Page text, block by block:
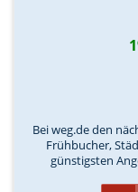
Bei weg.de den
Frühbucher,
günstigsten